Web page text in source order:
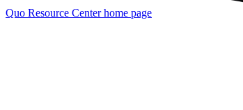
Quo Resource Centerhome page